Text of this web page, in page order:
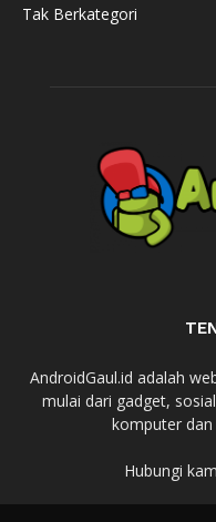
Tak Berkategori
AndroidGaul.id adalah
mulai dari gadget,
komputer dan
Hubungi